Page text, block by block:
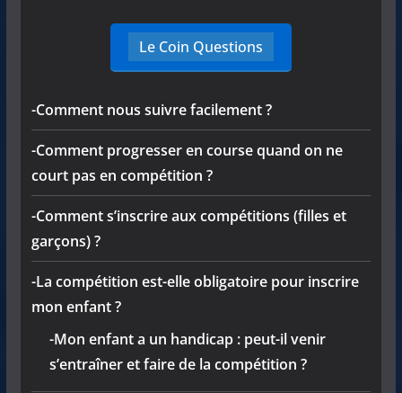
Le Coin Questions
-Comment nous suivre facilement ?
-Comment progresser en course quand on ne
court pas en compétition ?
-Comment s’inscrire aux compétitions (filles et
garçons) ?
-La compétition est-elle obligatoire pour inscrire
mon enfant ?
-Mon enfant a un handicap : peut-il venir
s’entraîner et faire de la compétition ?